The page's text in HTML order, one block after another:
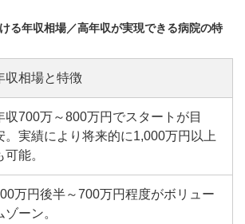
る年収相場／高年収が実現できる病院の特
収相場と特徴
収700万～800万円でスタートが目
。実績により将来的に1,000万円以上
可能。
万円後半～700万円程度がボリュー
ゾーン。